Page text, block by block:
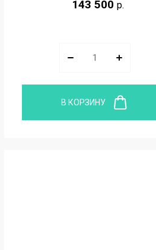
143 500 р.
В КОРЗИНУ